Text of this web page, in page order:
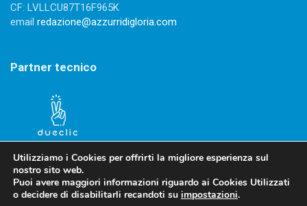
CF: LVLLCU87T16F965K
email redazione@azzurridigloria.com
Partner tecnico
Privacy Policy-Cookies Policy
Utilizziamo i Cookies per offrirti la migliore esperienza sul
nostro sito web.
Puoi avere maggiori informazioni riguardo ai Cookies Utilizzati
o decidere di disabilitarli recandoti su impostazioni.